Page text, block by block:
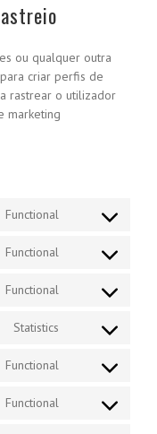
ou qualquer outra
criar perfis de
rastrear o utilizador
marketing
Functional
Consent
service
Functional
Consent
service
recaptcha
Functional
Consent
service
Statistics
Consent
service
analytics
Functional
Consent
service
Functional
Consent